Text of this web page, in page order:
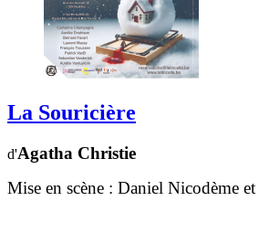
La Souricière
d'Agatha Christie
Mise en scène : Daniel Nicodème